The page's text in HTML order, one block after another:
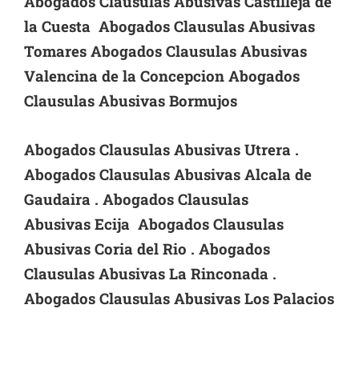
la Cuesta Abogados Clausulas Abusivas
Tomares Abogados Clausulas Abusivas
Valencina de la Concepcion Abogados
Clausulas Abusivas Bormujos
Abogados Clausulas Abusivas Utrera .
Abogados Clausulas Abusivas Alcala de
Gaudaira . Abogados Clausulas
Abusivas Ecija Abogados Clausulas
Abusivas Coria del Rio . Abogados
Clausulas Abusivas La Rinconada .
Abogados Clausulas Abusivas Los Palacios